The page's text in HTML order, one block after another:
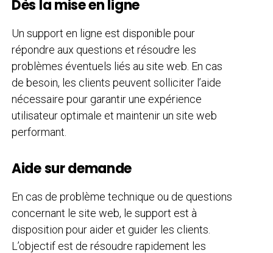
Dès la mise en ligne
Un support en ligne est disponible pour
répondre aux questions et résoudre les
problèmes éventuels liés au site web. En cas
de besoin, les clients peuvent solliciter l’aide
nécessaire pour garantir une expérience
utilisateur optimale et maintenir un site web
performant.
Aide sur demande
En cas de problème technique ou de questions
concernant le site web, le support est à
disposition pour aider et guider les clients.
L’objectif est de résoudre rapidement les